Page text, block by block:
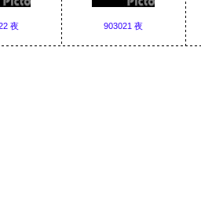
夜 903021 夜